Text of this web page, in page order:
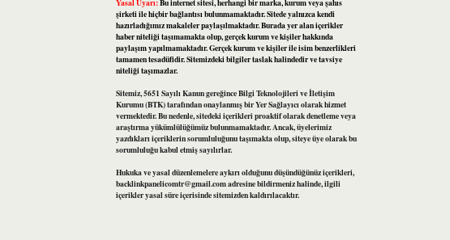
Yasal Uyarı:Bu internet sitesi, herhangi bir marka, kurum veya şahıs
şirketi ile hiçbir bağlantısı bulunmamaktadır. Sitede yalnızca kendi
hazırladığımız makaleler paylaşılmaktadır. Burada yer alan içerikler
haber niteliği taşımamakta olup, gerçek kurum ve kişiler hakkında
paylaşım yapılmamaktadır. Gerçek kurum ve kişiler ile isim benzerlikleri
tamamen tesadüfidir. Sitemizdeki bilgiler taslak halindedir ve tavsiye
niteliği taşımazlar.
Sitemiz, 5651 Sayılı Kanun gereğince Bilgi Teknolojileri ve İletişim
Kurumu (BTK) tarafından onaylanmış bir Yer Sağlayıcı olarak hizmet
vermektedir. Bu nedenle, sitedeki içerikleri proaktif olarak denetleme veya
araştırma yükümlülüğümüz bulunmamaktadır. Ancak, üyelerimiz
yazdıkları içeriklerin sorumluluğunu taşımakta olup, siteye üye olarak bu
sorumluluğu kabul etmiş sayılırlar.
Hukuka ve yasal düzenlemelere aykırı olduğunu düşündüğünüz içerikleri,
backlinkpanelicomtr@gmail.comadresine bildirmeniz halinde, ilgili
içerikler yasal süre içerisinde sitemizden kaldırılacaktır.